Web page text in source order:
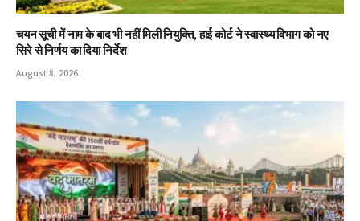
चयन सूची में नाम के बाद भी नहीं मिली नियुक्ति, हाई कोर्ट ने स्वास्थ्य विभाग को नए
सिरे से निर्णय का दिया निर्देश
August 8, 2026